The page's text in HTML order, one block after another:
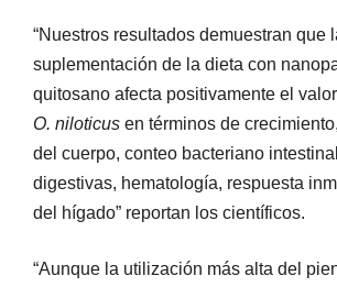
“Nuestros resultados demuestran que
suplementación de la dieta con
quitosano afecta positivamente el
O. niloticus en términos de
del cuerpo, conteo bacteriano
digestivas, hematología, respuesta
del hígado” reportan los científicos.
“Aunque la utilización más alta del